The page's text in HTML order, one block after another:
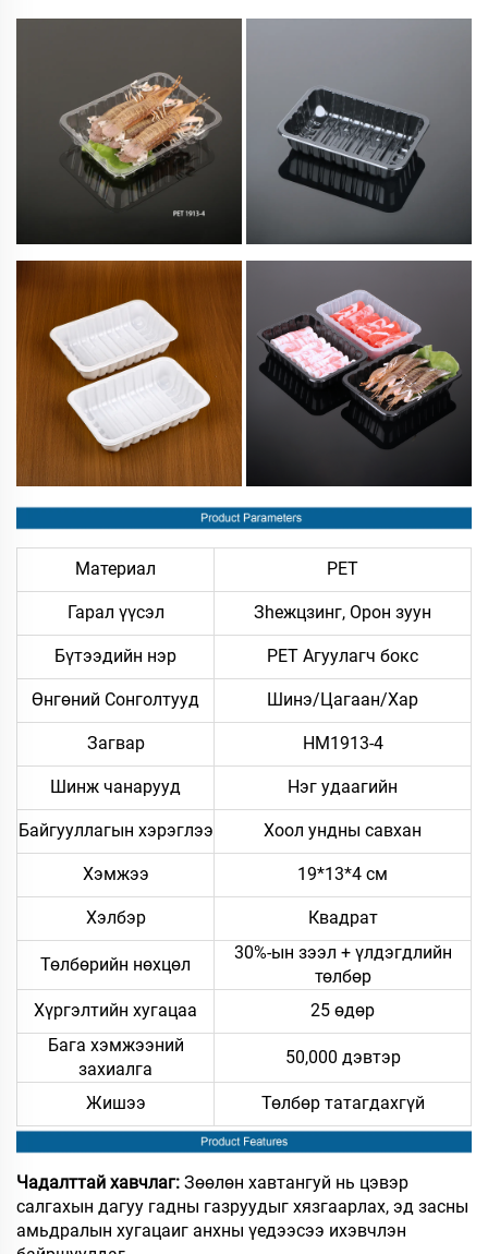
Материал PET
Гарал үүсэл Зheжцзинг, Орон зуун
Бүтээдийн нэр PET Агуулагч бокс
Өнгөний Сонголтууд Шинэ/Цагаан/Хар
Загвар HM1913-4
Шинж чанарууд Нэг удаагийн
Байгууллагын хэрэглээ Хоол ундны савхан
Хэмжээ 19*13*4 см
Хэлбэр Квадрат
Төлбөрийн нөхцөл
30%-ын зээл + үлдэгдлийн
төлбөр
Хүргэлтийн хугацаа
25 өдөр
Бага хэмжээний
захиалга
50,000 дэвтэр
Жишээ Төлбөр татагдахгүй
Чадалттай хавчлаг: Зөөлөн хавтангуй нь цэвэр
салгахын дагуу гадны газруудыг хязгаарлах, эд засны
амьдралын хугацаиг анхны үедээсээ ихэвчлэн